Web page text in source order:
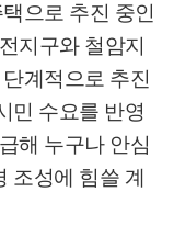
으로 추진 중인
지구와 철암지
계적으로 추진
민 수요를 반영
해 누구나 안심
조성에 힘쓸 계